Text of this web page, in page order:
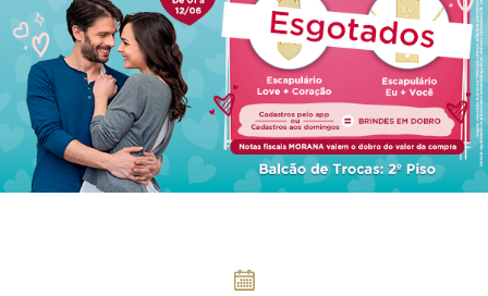
NOVOS NEGÓCIOS
O SHOPPING
SERVIÇOS
SHOPPINGS DA GAZIT
COMO CHEGAR